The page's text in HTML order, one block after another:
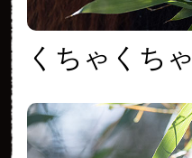
くちゃくちゃ